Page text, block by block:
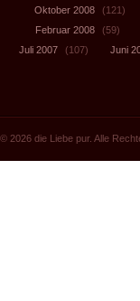
Oktober 2008
(121)
Februar 2008
(59)
Juli 2007
(107) Juni
© 2026 die Liebe pur. Alle